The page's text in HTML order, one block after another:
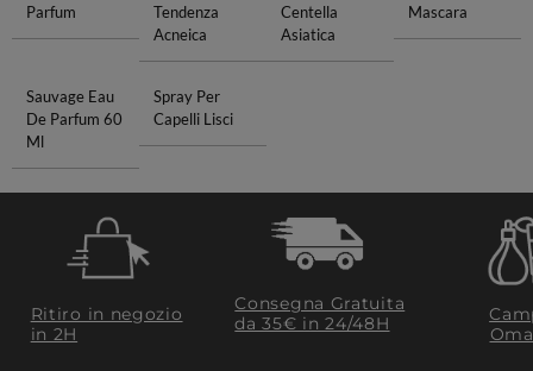
Parfum
Tendenza
Acneica
Centella
Asiatica
Mascara
Sauvage Eau
De Parfum 60
Ml
Spray Per
Capelli Lisci
Ritiro in negozio
in 2H
Consegna Gratuita
da 35€​ in 24/48H